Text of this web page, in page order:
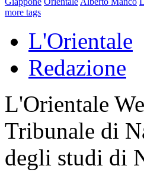
more tags
L'Orientale
Redazione
L'Orientale
Tribunale di
degli studi di